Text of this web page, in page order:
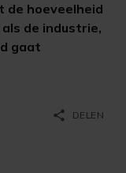
de hoeveelheid
de industrie,
gaat
share DELEN